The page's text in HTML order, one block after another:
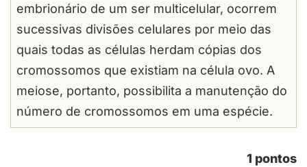
embrionário de um ser multicelular, ocorrem
sucessivas divisões celulares por meio das
quais todas as células herdam cópias dos
cromossomos que existiam na célula ovo. A
meiose, portanto, possibilita a manutenção do
número de cromossomos em uma espécie.
1 pontos